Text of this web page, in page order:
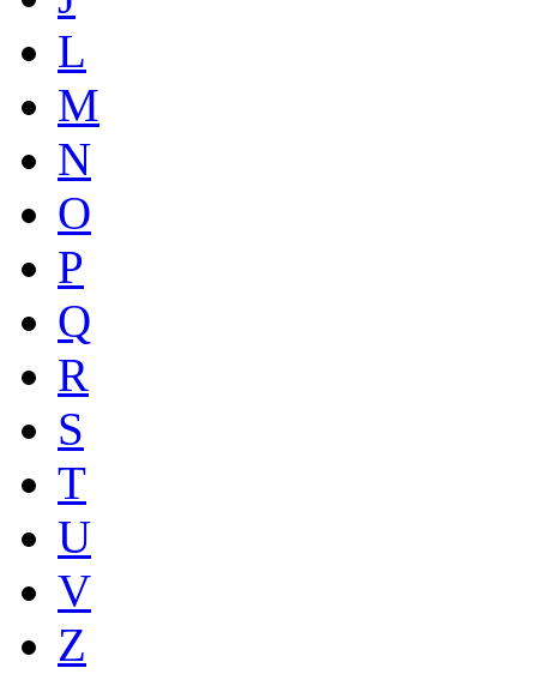
L
M
N
O
P
Q
R
S
T
U
V
Z